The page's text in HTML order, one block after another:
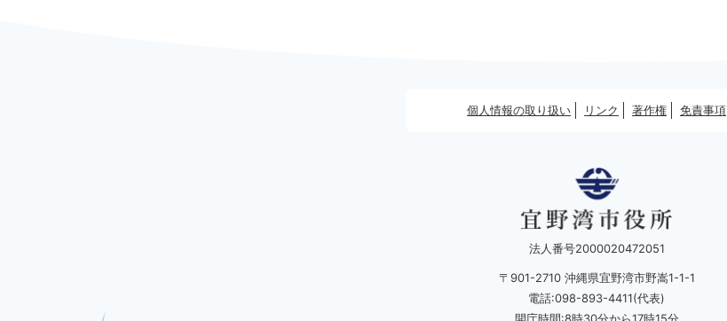
個人情報の取り扱い リンク 著作権 免責事項
法人番号2000020472051
〒901-2710 沖縄県宜野湾市野嵩1-1-1
電話:098-893-4411(代表)